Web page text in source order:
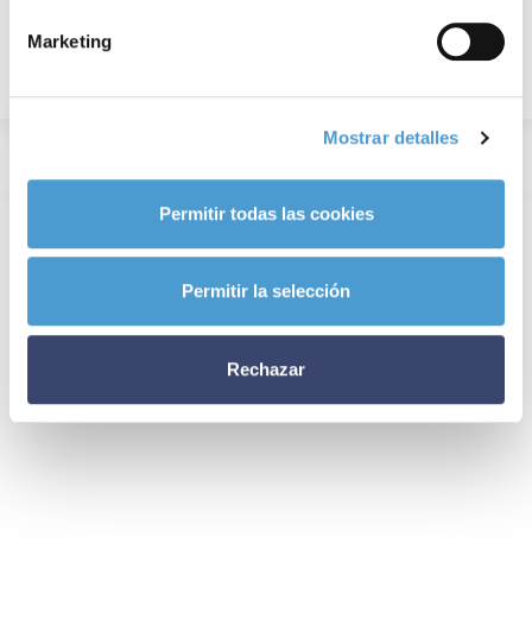
Marketing
Mostrar detalles
Permitir todas las cookies
Permitir la selección
Rechazar